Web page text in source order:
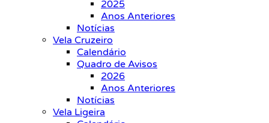
2025
Anos Anteriores
Notícias
Vela Cruzeiro
Calendário
Quadro de Avisos
2026
Anos Anteriores
Notícias
Vela Ligeira